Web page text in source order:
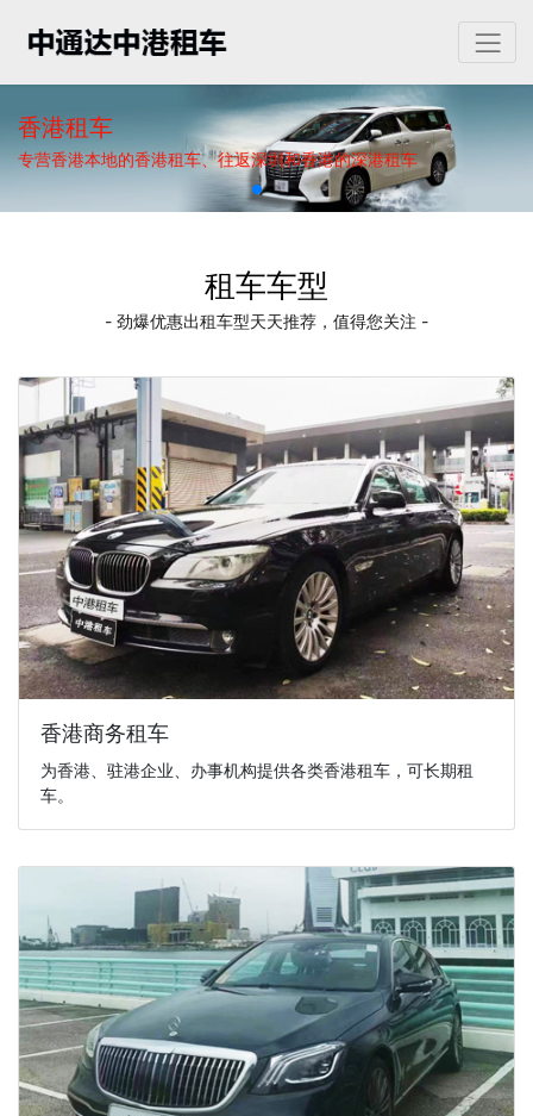
香港租车
专营香港本地的香港租车、往返深圳和香港的深港租车
租车车型
- 劲爆优惠出租车型天天推荐，值得您关注 -
香港商务租车
为香港、驻港企业、办事机构提供各类香港租车，可长期租
车。